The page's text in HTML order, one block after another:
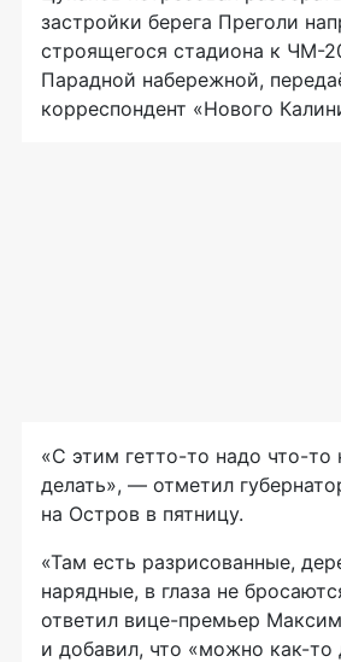
застройки берега Преголи
строящегося стадиона к ЧМ-
Парадной набережной,
корреспондент «Нового
«С этим гетто-то надо что-то
делать», — отметил
на Остров в пятницу.
«Там есть разрисованные,
нарядные, в глаза не
ответил вице-премьер
и добавил, что «можно как-то